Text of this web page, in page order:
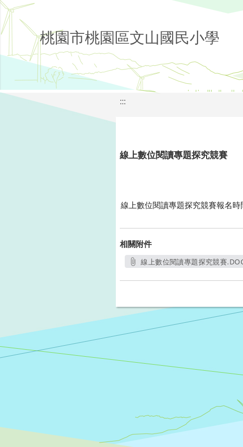
桃園市桃園區文山國民小學
:::
線上數位閱讀專題探究競賽
線上數位閱讀專題探究競賽報名
相關附件
線上數位閱讀專題探究競賽